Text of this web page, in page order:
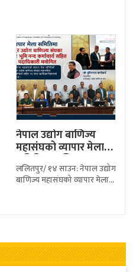
नेपाल उद्योग बाणिज्य
महासंघको व्यापार मेला
समितिमा ललितपुरका
कर्माचार्य सहित…
ललितपुर/ १४ साउन: नेपाल उद्योग
बाणिज्य महासंघको व्यापार मेला
कर्माचार्य सहित १९ पदाधिकारी